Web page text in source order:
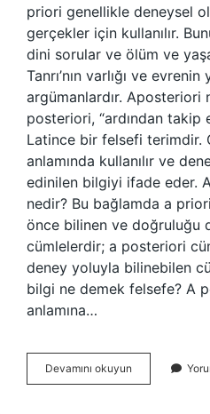
priori genellikle deneysel
gerçekler için kullanılır.
dini sorular ve ölüm ve
Tanrı’nın varlığı ve
argümanlardır. Aposteriori
posteriori, “ardından takip
Latince bir felsefi terimdir.
anlamında kullanılır ve
edinilen bilgiyi ifade eder.
nedir? Bu bağlamda a
önce bilinen ve doğruluğu
cümlelerdir; a posteriori
deney yoluyla bilinebilen
bilgi ne demek felsefe? A
anlamına…
Devamını okuyun Aposteriori
Nedir